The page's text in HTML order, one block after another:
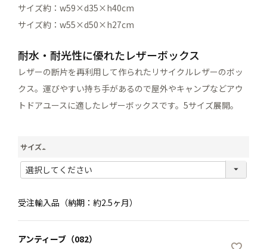
サイズ約：w59×d35×h40cm
サイズ約：w55×d50×h27cm
耐水・耐光性に優れたレザーボックス
レザーの断片を再利用して作られたリサイクルレザーのボッ
クス。運びやすい持ち手があるので屋外やキャンプなどアウ
トドアユースに適したレザーボックスです。5サイズ展開。
サイズ
(
須
受注輸入品（納期：約2.5ヶ月）
アンティーブ（082）